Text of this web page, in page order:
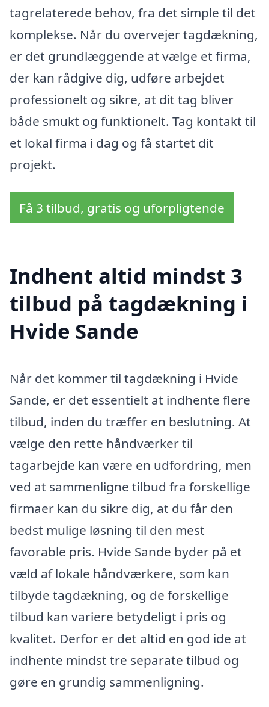
tagrelaterede behov, fra det simple til det
komplekse. Når du overvejer tagdækning,
er det grundlæggende at vælge et firma,
der kan rådgive dig, udføre arbejdet
professionelt og sikre, at dit tag bliver
både smukt og funktionelt. Tag kontakt til
et lokal firma i dag og få startet dit
projekt.
Få 3 tilbud, gratis og uforpligtende
Indhent altid mindst 3
tilbud på tagdækning i
Hvide Sande
Når det kommer til tagdækning i Hvide
Sande, er det essentielt at indhente flere
tilbud, inden du træffer en beslutning. At
vælge den rette håndværker til
tagarbejde kan være en udfordring, men
ved at sammenligne tilbud fra forskellige
firmaer kan du sikre dig, at du får den
bedst mulige løsning til den mest
favorable pris. Hvide Sande byder på et
væld af lokale håndværkere, som kan
tilbyde tagdækning, og de forskellige
tilbud kan variere betydeligt i pris og
kvalitet. Derfor er det altid en god ide at
indhente mindst tre separate tilbud og
gøre en grundig sammenligning.